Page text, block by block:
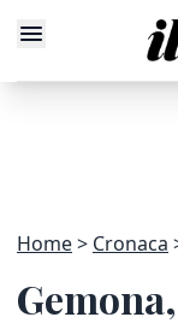
Home Cronaca